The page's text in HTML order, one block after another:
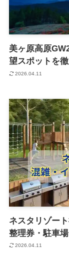
美ヶ原高原
望スポットを徹
2026.04.11
ネスタリゾー
整理券・駐車
2026.04.11